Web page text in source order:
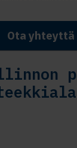
Ota yhteyttä